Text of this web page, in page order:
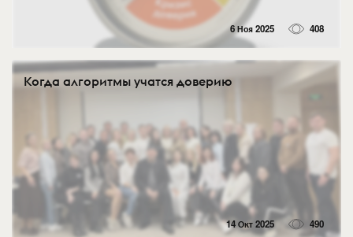
6 Ноя 2025 408
Когда алгоритмы учатся доверию
14 Окт 2025 490